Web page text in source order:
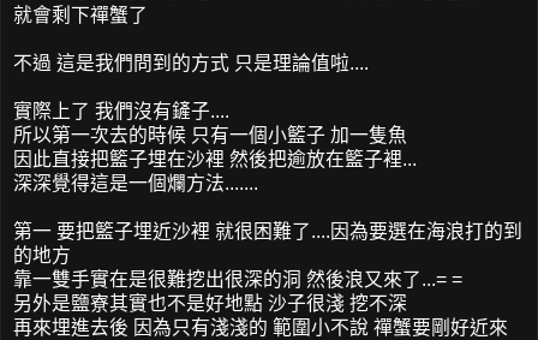
就會剩下禪蟹了
不過 這是我們問到的方式 只是理論值啦....
實際上了 我們沒有鏟子....
所以第一次去的時候 只有一個小籃子 加一隻魚
因此直接把籃子埋在沙裡 然後把逾放在籃子裡...
深深覺得這是一個爛方法.......
第一 要把籃子埋近沙裡 就很困難了....因為要選在海浪打的到
的地方
靠一雙手實在是很難挖出很深的洞 然後浪又來了...= =
另外是鹽寮其實也不是好地點 沙子很淺 挖不深
再來埋進去後 因為只有淺淺的 範圍小不說 禪蟹要剛好近來